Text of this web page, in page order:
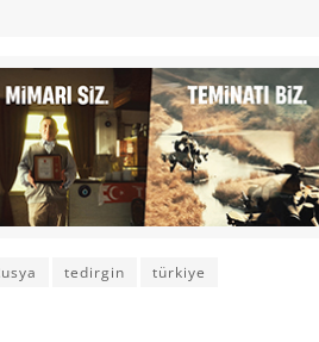
tedirgin
türkiye